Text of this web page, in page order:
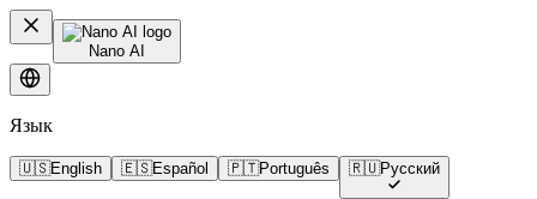
Nano AI
Язык
🇺🇸English 🇪🇸Español 🇵🇹Português 🇷🇺Русский